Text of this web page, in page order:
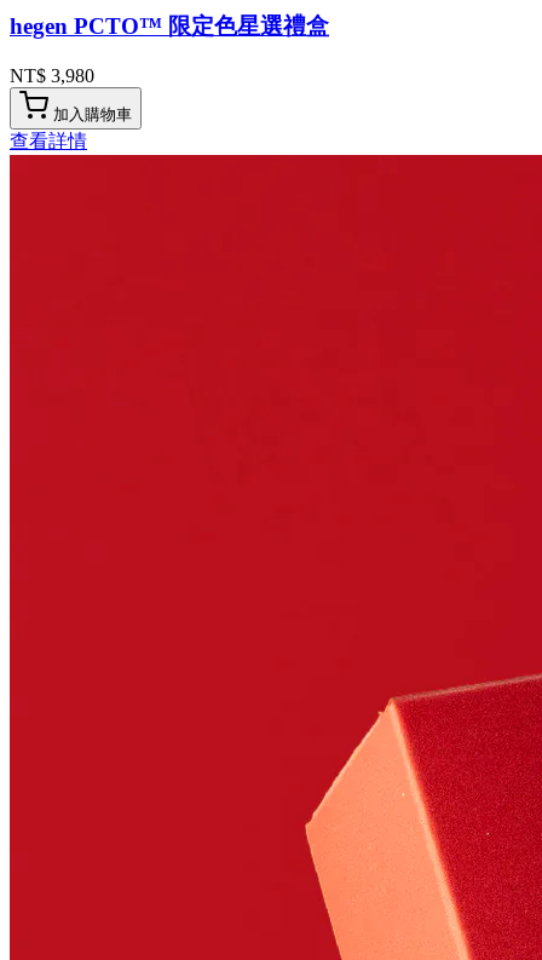
hegen PCTO™ 限定色星選禮盒
NT$ 3,980
加入購物車
查看詳情